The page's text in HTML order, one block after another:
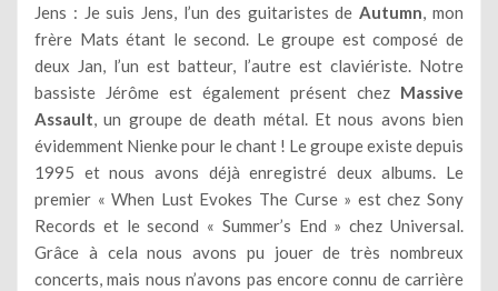
Jens : Je suis Jens, l’un des guitaristes deAutumn, mon
frère Mats étant le second. Le groupe est composé de
deux Jan, l’un est batteur, l’autre est claviériste. Notre
bassiste Jérôme est également présent chez Massive
Assault, un groupe de death métal. Et nous avons bien
évidemment Nienke pour le chant ! Le groupe existe depuis
1995 et nous avons déjà enregistré deux albums. Le
premier « When Lust Evokes The Curse » est chez Sony
Records et le second « Summer’s End » chez Universal.
Grâce à cela nous avons pu jouer de très nombreux
concerts, mais nous n’avons pas encore connu de carrière